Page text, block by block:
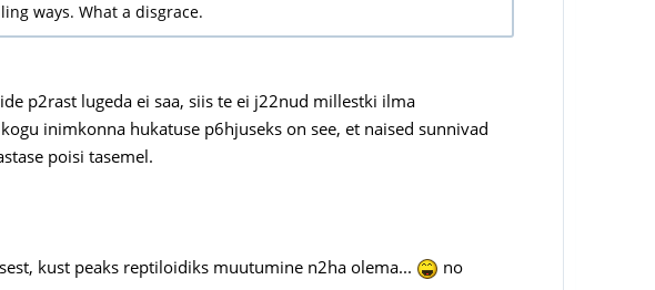
ways. What a disgrace.
p2rast lugeda ei saa, siis te ei j22nud millestki ilma
inimkonna hukatuse p6hjuseks on see, et naised sunnivad
poisi tasemel.
kust peaks reptiloidiks muutumine n2ha olema...
no